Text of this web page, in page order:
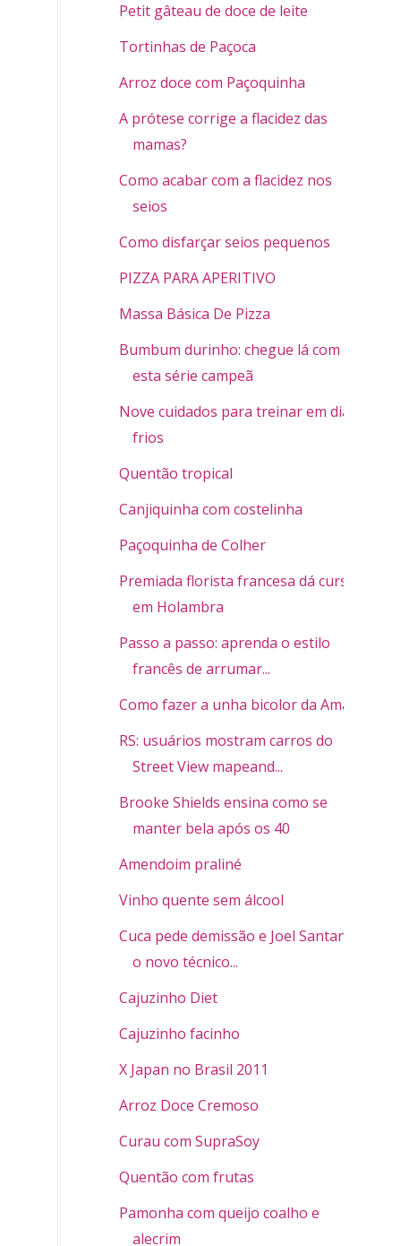
Petit gâteau de doce de leite
Tortinhas de Paçoca
Arroz doce com Paçoquinha
A prótese corrige a flacidez das
mamas?
Como acabar com a flacidez nos
seios
Como disfarçar seios pequenos
PIZZA PARA APERITIVO
Massa Básica De Pizza
Bumbum durinho: chegue lá com
esta série campeã
Nove cuidados para treinar em dias
frios
Quentão tropical
Canjiquinha com costelinha
Paçoquinha de Colher
Premiada florista francesa dá cursos
em Holambra
Passo a passo: aprenda o estilo
francês de arrumar...
Como fazer a unha bicolor da Amapô
RS: usuários mostram carros do
Street View mapeand...
Brooke Shields ensina como se
manter bela após os 40
Amendoim praliné
Vinho quente sem álcool
Cuca pede demissão e Joel Santana é
o novo técnico...
Cajuzinho Diet
Cajuzinho facinho
X Japan no Brasil 2011
Arroz Doce Cremoso
Curau com SupraSoy
Quentão com frutas
Pamonha com queijo coalho e
alecrim